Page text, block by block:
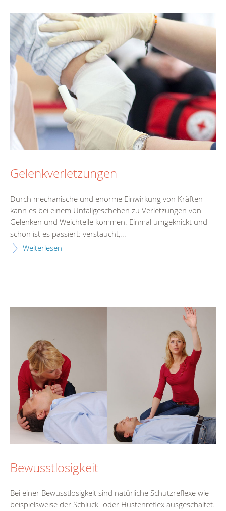
Gelenkverletzungen
Durch mechanische und enorme Einwirkung von Kräften
kann es bei einem Unfallgeschehen zu Verletzungen von
Gelenken und Weichteile kommen. Einmal umgeknickt und
schon ist es passiert: verstaucht,...
Weiterlesen
Bewusstlosigkeit
Bei einer Bewusstlosigkeit sind natürliche Schutzreflexe wie
beispielsweise der Schluck- oder Hustenreflex ausgeschaltet.